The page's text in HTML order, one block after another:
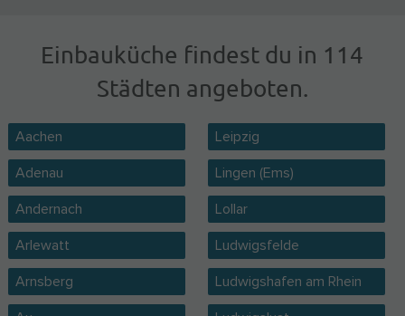
Einbauküche findest du in 114
Städten angeboten.
Aachen
Adenau
Andernach
Arlewatt
Arnsberg
Leipzig
Lingen (Ems)
Lollar
Ludwigsfelde
Ludwigshafen am Rhein